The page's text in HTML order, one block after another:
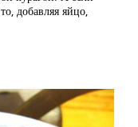
добавляя яйцо,